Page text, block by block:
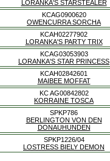
LORANKA'S STARSTEALER
KCAG0900620
OWENCURRA SORCHA
KCAH02277902
LORANKA'S PARTY TRIX
KCAG03053903
LORANKA'S STAR PRINCESS
KCAH02842601
MAIBEE MOFFAT
KC AG00842802
KORRAINE TOSCA
SPKP786
BERLINGTON VON DEN
DONAUHUNDEN
SPKP1226/04
LOSTRESS BIELY DEMON